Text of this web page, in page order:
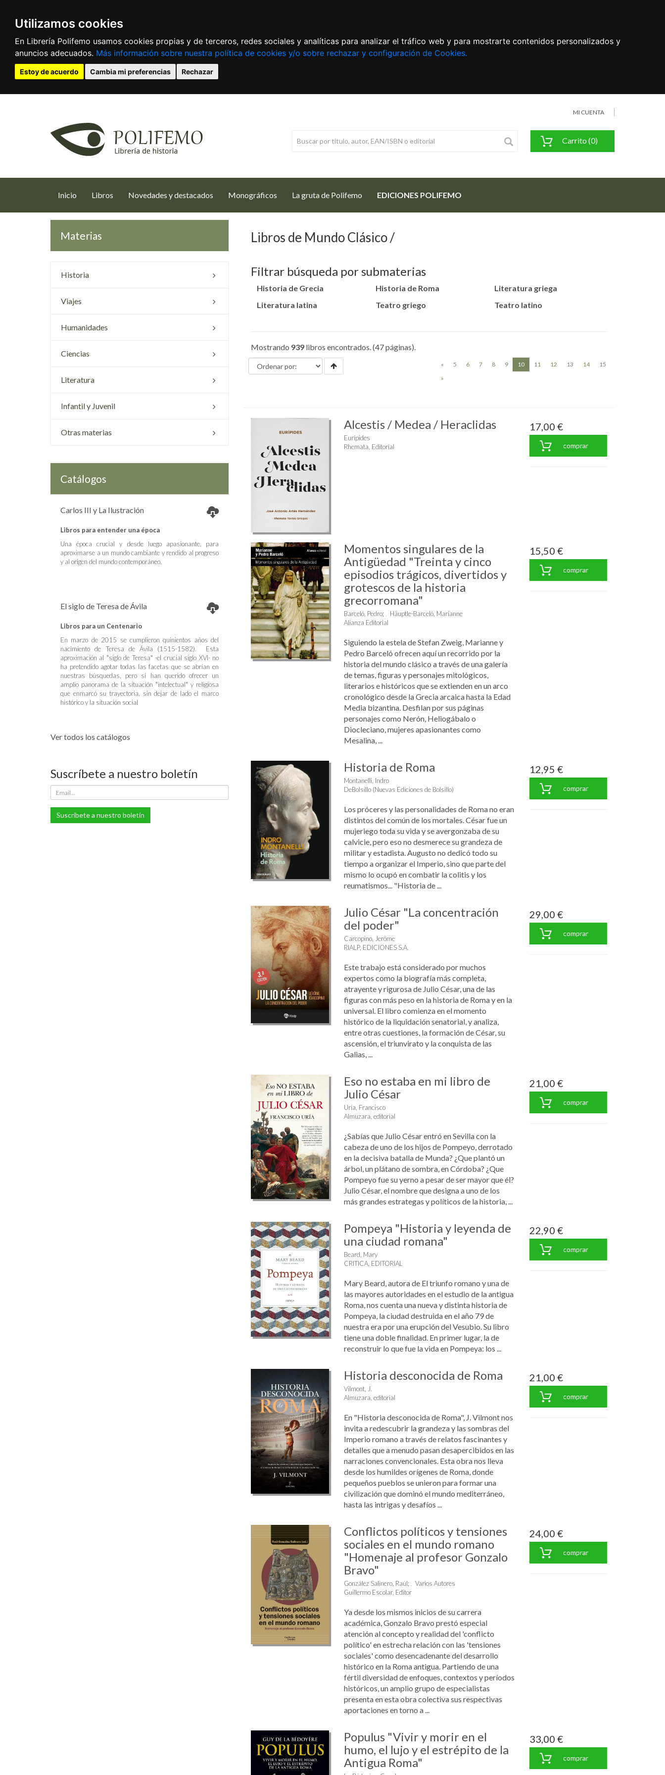
Utilizamos cookies
En Librería Polifemo usamos cookies propias y de terceros, redes sociales y analíticas para analizar el tráfico web y para mostrarte contenidos personalizados y
anuncios adecuados. Más información sobre nuestra política de cookies y/o sobre rechazar y configuración de Cookies.
Estoy de acuerdo Cambia mi preferencias Rechazar
MI CUENTA
Carrito (0)
Inicio (current)
Libros Novedades y destacados Monográficos La gruta de Polifemo EDICIONES POLIFEMO
Materias
Historia
Viajes
Humanidades
Ciencias
Literatura
Infantil y Juvenil
Otras materias
Catálogos
Carlos III y La Ilustración
Libros para entender una época
Una época crucial y desde luego apasionante, para
aproximarse a un mundo cambiante y rendido al progreso
y al origen del mundo contemporáneo.
El siglo de Teresa de Ávila
Libros para un Centenario
En marzo de 2015 se cumplieron quinientos años del
nacimiento de Teresa de Ávila (1515-1582). Esta
aproximación al "siglo de Teresa" -el crucial siglo XVI- no
ha pretendido agotar todas las facetas que se abrían en
nuestras búsquedas, pero sí han querido ofrecer un
amplio panorama de la situación "intelectual" y religiosa
que enmarcó su trayectoria, sin dejar de lado el marco
histórico y la situación social
Ver todos los catálogos
Suscríbete a nuestro boletín
Suscríbete a nuestro boletín
Libros de Mundo Clásico
Filtrar búsqueda por submaterias
Historia de Grecia Historia de Roma
Literatura griega
Literatura latina
Teatro griego Teatro latino
Mostrando 939 libros encontrados. (47 páginas).
« 5 6 7 8 9 10(current)
11 12 13 14
15
»
Alcestis / Medea / Heraclidas
Eurípides
Rhemata, Editorial
17,00 €
comprar
Momentos singulares de la
Antigüedad "Treinta y cinco
episodios trágicos, divertidos y
grotescos de la historia
grecorromana"
Barceló, Pedro;
Häuptle-Barceló, Marianne
Alianza Editorial
Siguiendo la estela de Stefan Zweig, Marianne y
Pedro Barceló ofrecen aquí un recorrido por la
historia del mundo clásico a través de una galería
de temas, figuras y personajes mitológicos,
literarios e históricos que se extienden en un arco
cronológico desde la Grecia arcaica hasta la Edad
Media bizantina. Desfilan por sus páginas
personajes como Nerón, Heliogábalo o
Diocleciano, mujeres apasionantes como
Mesalina, ...
15,50 €
comprar
Historia de Roma
Montanelli, Indro
DeBolsillo (Nuevas Ediciones de Bolsillo)
Los próceres y las personalidades de Roma no eran
distintos del común de los mortales. César fue un
mujeriego toda su vida y se avergonzaba de su
calvicie, pero eso no desmerece su grandeza de
militar y estadista. Augusto no dedicó todo su
tiempo a organizar el Imperio, sino que parte del
mismo lo ocupó en combatir la colitis y los
reumatismos... "Historia de ...
12,95 €
comprar
Julio César "La concentración
del poder"
Carcopino, Jerôme
RIALP, EDICIONES S.A.
Este trabajo está considerado por muchos
expertos como la biografía más completa,
atrayente y rigurosa de Julio César, una de las
figuras con más peso en la historia de Roma y en la
universal. El libro comienza en el momento
histórico de la liquidación senatorial, y analiza,
entre otras cuestiones, la formación de César, su
ascensión, el triunvirato y la conquista de las
Galias, ...
29,00 €
comprar
Eso no estaba en mi libro de
Julio César
Uría, Francisco
Almuzara, editorial
¿Sabías que Julio César entró en Sevilla con la
cabeza de uno de los hijos de Pompeyo, derrotado
en la decisiva batalla de Munda? ¿Que plantó un
árbol, un plátano de sombra, en Córdoba? ¿Que
Pompeyo fue su yerno a pesar de ser mayor que él?
Julio César, el nombre que designa a uno de los
más grandes estrategas y políticos de la historia, ...
21,00 €
comprar
Pompeya "Historia y leyenda de
una ciudad romana"
Beard, Mary
CRITICA, EDITORIAL
Mary Beard, autora de El triunfo romano y una de
las mayores autoridades en el estudio de la antigua
Roma, nos cuenta una nueva y distinta historia de
Pompeya, la ciudad destruida en el año 79 de
nuestra era por una erupción del Vesubio. Su libro
tiene una doble finalidad. En primer lugar, la de
reconstruir lo que fue la vida en Pompeya: los ...
22,90 €
comprar
Historia desconocida de Roma
Vilmont, J.
Almuzara, editorial
En "Historia desconocida de Roma", J. Vilmont nos
invita a redescubrir la grandeza y las sombras del
Imperio romano a través de relatos fascinantes y
detalles que a menudo pasan desapercibidos en las
narraciones convencionales. Esta obra nos lleva
desde los humildes orígenes de Roma, donde
pequeños pueblos se unieron para formar una
civilización que dominó el mundo mediterráneo,
hasta las intrigas y desafíos ...
21,00 €
comprar
Conflictos políticos y tensiones
sociales en el mundo romano
"Homenaje al profesor Gonzalo
Bravo"
González Salinero, Raúl;
Varios Autores
Guillermo Escolar, Editor
Ya desde los mismos inicios de su carrera
académica, Gonzalo Bravo prestó especial
atención al concepto y realidad del 'conflicto
político' en estrecha relación con las 'tensiones
sociales' como desencadenante del desarrollo
histórico en la Roma antigua. Partiendo de una
fértil diversidad de enfoques, contextos y períodos
históricos, un amplio grupo de especialistas
presenta en esta obra colectiva sus respectivas
aportaciones en torno a ...
24,00 €
comprar
Populus "Vivir y morir en el
humo, el lujo y el estrépito de la
Antigua Roma"
33,00 €
comprar